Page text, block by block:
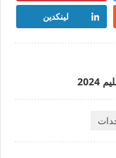
لينكدين